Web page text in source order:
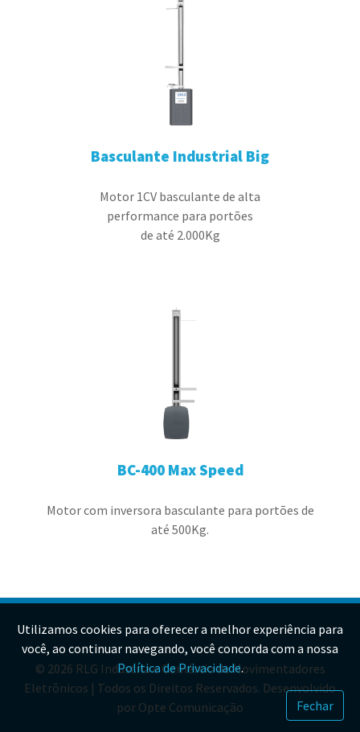
Basculante Industrial Big
Motor 1CV basculante de alta
performance para portões
de até 2.000Kg
BC-400 Max Speed
Motor com inversora basculante para portões de
até 500Kg.
© 2026 RLG Indústria e Comércio de Movimentadores
Eletrônicos | Todos os Direitos Reservados. Desenvolvido
por Opte Comunicação
Utilizamos cookies para oferecer a melhor experiência para
você, ao continuar navegando, você concorda com a nossa
Política de Privacidade.
Fechar